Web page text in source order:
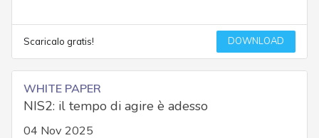
Scaricalo gratis! DOWNLOAD
WHITE PAPER
NIS2: il tempo di agire è adesso
04 Nov 2025